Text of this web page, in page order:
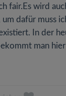
fair.Es wird
dafür muss
In der
man